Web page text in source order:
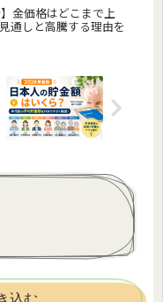
】金価格はどこまで上
通しと高騰する理由を
込む